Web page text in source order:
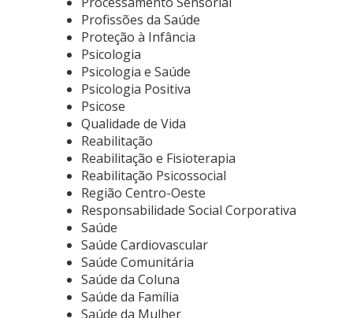
Profissões da Saúde
Proteção à Infância
Psicologia
Psicologia e Saúde
Psicologia Positiva
Psicose
Qualidade de Vida
Reabilitação
Reabilitação e Fisioterapia
Reabilitação Psicossocial
Região Centro-Oeste
Responsabilidade Social Corporativa
Saúde
Saúde Cardiovascular
Saúde Comunitária
Saúde da Coluna
Saúde da Família
Saúde da Mulher